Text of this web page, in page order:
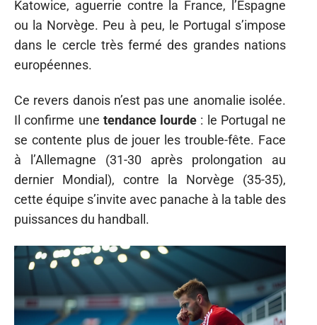
Katowice, aguerrie contre la France, l’Espagne
ou la Norvège. Peu à peu, le Portugal s’impose
dans le cercle très fermé des grandes nations
européennes.
Ce revers danois n’est pas une anomalie isolée.
Il confirme une tendance lourde : le Portugal ne
se contente plus de jouer les trouble-fête. Face
à l’Allemagne (31-30 après prolongation au
dernier Mondial), contre la Norvège (35-35),
cette équipe s’invite avec panache à la table des
puissances du handball.